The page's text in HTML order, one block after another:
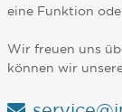
eine Funktion
Wir freuen uns
können wir